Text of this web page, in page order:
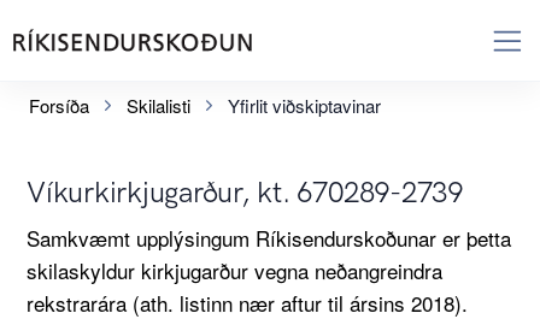
Forsíða Skilalisti Yfirlit viðskiptavinar
Víkurkirkjugarður, kt. 670289-2739
Samkvæmt upplýsingum Ríkisendurskoðunar er þetta
skilaskyldur kirkjugarður vegna neðangreindra
rekstrarára (ath. listinn nær aftur til ársins 2018).